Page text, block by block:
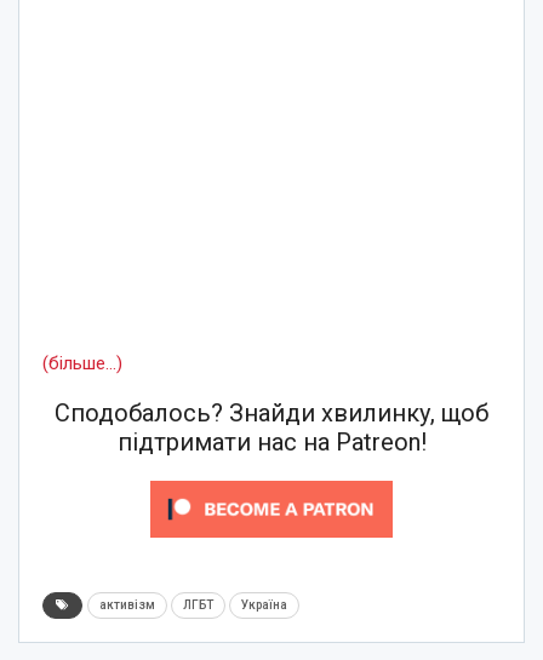
(більше…)
Сподобалось? Знайди хвилинку, щоб
підтримати нас на Patreon!
активізм ЛГБТ Україна